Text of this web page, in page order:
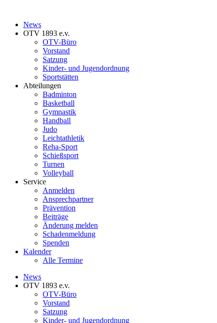
News
OTV 1893 e.v.
OTV-Büro
Vorstand
Satzung
Kinder- und Jugendordnung
Sportstätten
Abteilungen
Badminton
Basketball
Gymnastik
Handball
Judo
Leichtathletik
Reha-Sport
Schießsport
Turnen
Volleyball
Service
Anmelden
Ansprechpartner
Prävention
Beiträge
Änderung melden
Schadenmeldung
Spenden
Kalender
Alle Termine
News
OTV 1893 e.v.
OTV-Büro
Vorstand
Satzung
Kinder- und Jugendordnung